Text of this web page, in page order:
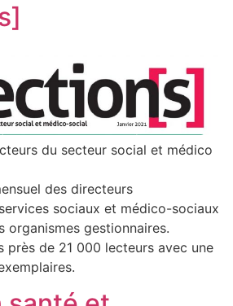
du secteur social et médico
des directeurs
sociaux et médico-sociaux
organismes gestionnaires.
près de 21 000 lecteurs avec une